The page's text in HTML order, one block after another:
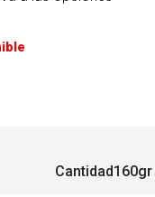
Cantidad160gr